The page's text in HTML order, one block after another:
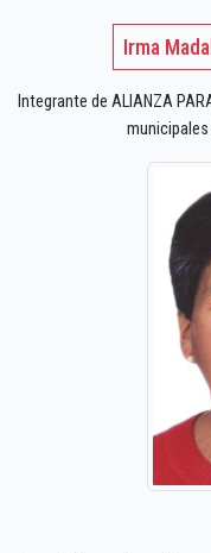
Irma
Integrante de ALIANZA
municipales